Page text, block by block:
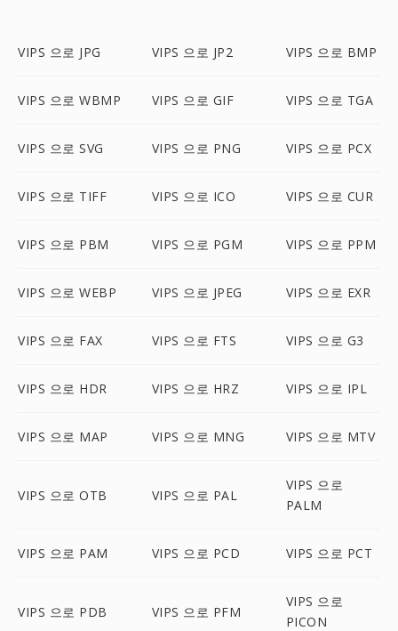
VIPS 으로 JPG VIPS 으로 JP2 VIPS 으로 BMP
VIPS 으로 WBMP VIPS 으로 GIF VIPS 으로 TGA
VIPS 으로 SVG VIPS 으로 PNG VIPS 으로 PCX
VIPS 으로 TIFF VIPS 으로 ICO VIPS 으로 CUR
VIPS 으로 PBM VIPS 으로 PGM VIPS 으로 PPM
VIPS 으로 WEBP VIPS 으로 JPEG VIPS 으로 EXR
VIPS 으로 FAX VIPS 으로 FTS VIPS 으로 G3
VIPS 으로 HDR VIPS 으로 HRZ VIPS 으로 IPL
VIPS 으로 MAP VIPS 으로 MNG VIPS 으로 MTV
VIPS 으로 OTB VIPS 으로 PAL
VIPS 으로
PALM
VIPS 으로 PAM VIPS 으로 PCD VIPS 으로 PCT
VIPS 으로 PDB VIPS 으로 PFM
VIPS 으로
PICON